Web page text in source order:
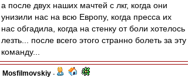
а после двух наших мачтей с лкг, когда они
унизили нас на всю Европу, когда пресса их
нас обгадила, когда на стенку от боли хотелось
лезть... после всего этого странно болеть за эту
команду...
Mosfilmovskiy -